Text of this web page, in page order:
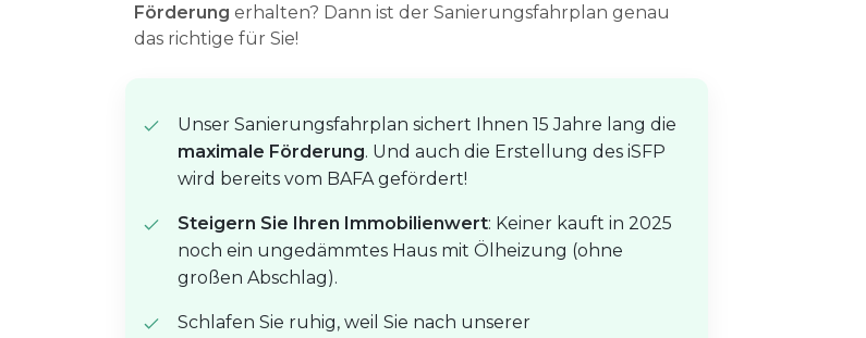
Förderung erhalten? Dann ist der Sanierungsfahrplan genau
das richtige für Sie!
Unser Sanierungsfahrplan sichert Ihnen 15 Jahre lang die
maximale Förderung. Und auch die Erstellung des iSFP
wird bereits vom BAFA gefördert!
Steigern Sie Ihren Immobilienwert: Keiner kauft in 2025
noch ein ungedämmtes Haus mit Ölheizung (ohne
großen Abschlag).
Schlafen Sie ruhig, weil Sie nach unserer